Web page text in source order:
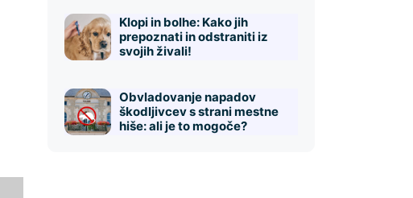
Klopi in bolhe: Kako jih
prepoznati in odstraniti iz
svojih živali!
Obvladovanje napadov
škodljivcev s strani mestne
hiše: ali je to mogoče?